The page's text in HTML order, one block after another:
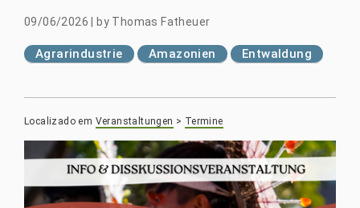
09/06/2026 by Thomas Fatheuer
Agrarindustrie Amazonien Entwaldung
Localizado em Veranstaltungen > Termine